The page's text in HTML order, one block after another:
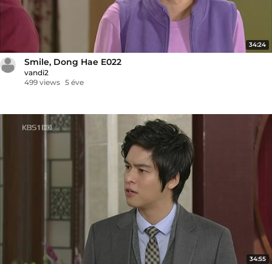
34:24
Smile, Dong Hae E022
vandi2
499 views 5 éve
34:55